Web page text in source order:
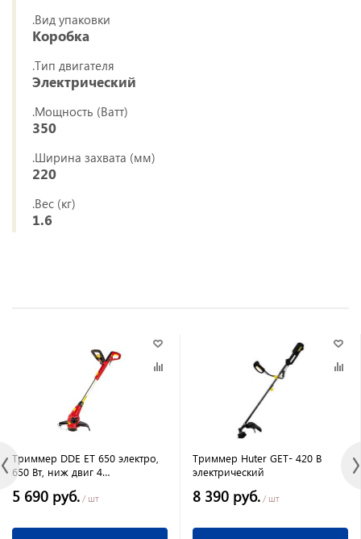
.Вид упаковки
Коробка
.Тип двигателя
Электрический
.Мощность (Ватт)
350
.Ширина захвата (мм)
220
.Вес (кг)
1.6
Триммер DDE ET 650 электро,
650 Вт, ниж двиг 4
5 690 руб. / шт
Триммер Huter GET- 420 В
электрический
8 390 руб. / шт